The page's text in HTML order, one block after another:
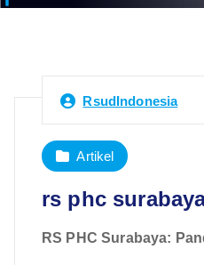
RsudIndonesia
Artikel
rs phc
RS PHC Surabaya: